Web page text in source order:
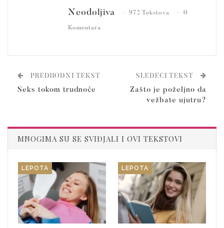
Neodoljiva 972 Tekstova 0
Komentara
PREDHODNI TEKST
Seks tokom trudnoće
SLEDEĆI TEKST
Zašto je poželjno da
vežbate ujutru?
MNOGIMA SU SE SVIĐJALI I OVI TEKSTOVI
LEPOTA LEPOTA